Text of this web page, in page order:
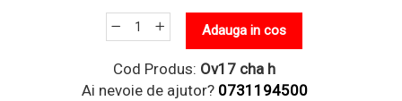
Adauga in cos
Cod Produs: Ov17 cha h
Ai nevoie de ajutor? 0731194500